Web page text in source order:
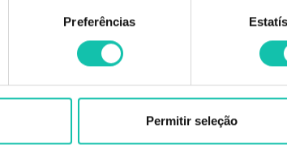
Preferências
Permitir seleção